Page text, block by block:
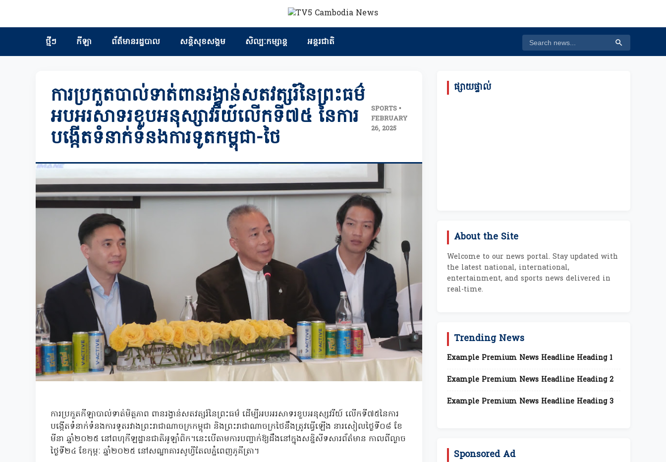
ថ្មីៗ កីឡា ព័ត៏មានរដ្ឋបាល សន្តិសុខសង្គម សិល្បៈកម្សាន្ត អន្តរជាតិ
ការប្រកួតបាល់ទាត់ពានរង្វាន់សតវត្សរ៍នៃព្រះធម៌
អបអរសាទរខួបអនុស្សាវរីយ៍លើកទី៧៥ នៃការ
បង្កើតទំនាក់ទំនងការទូតកម្ពុជា-ថៃ
SPORTS •
FEBRUARY
26, 2025
ការប្រកួតកីឡាបាល់ទាត់មិត្តភាព ពានរង្វាន់សតវត្សរ៍នៃព្រះធម៌ ដើម្បីអបអរសាទរខួបអនុស្សវរីយ៍ លើកទី៧៥នៃការ
បង្កើតទំនាក់ទំនងការទូតរវាងព្រះរាជាណាចក្រកម្ពុជា និងព្រះរាជាណាចក្រថៃនឹងត្រូវធ្វើឡើង នារសៀលថ្ងៃទី០៨ ខែ
មីនា ឆ្នាំ២០២៥ នៅពហុកីឡដ្ឋានជាតិអូឡាំពិក។នេះបើតាមការបញ្ជាក់ឱ្យដឹងនៅក្នុងសន្និសីទសារព័ត៌មាន កាលពីល្ងាច
ថ្ងៃទី២៤ ខែកុម្ភៈ ឆ្នាំ២០២៥ នៅសណ្ឋាគារសូហ្វីតែលភ្នំពេញភូគីត្រា។
ផ្សាយផ្ទាល់
About the Site
Welcome to our news portal. Stay updated with
the latest national, international,
entertainment, and sports news delivered in
real-time.
Trending News
Example Premium News Headline Heading 1
Example Premium News Headline Heading 2
Example Premium News Headline Heading 3
Sponsored Ad